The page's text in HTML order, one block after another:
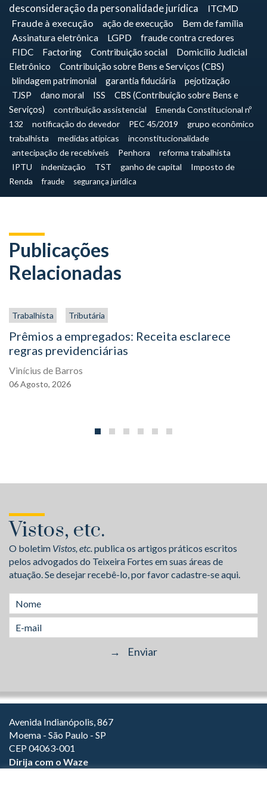
desconsideração da personalidade jurídica
ITCMD
Fraude à execução
ação de execução
Bem de família
Assinatura eletrônica
LGPD fraude contra credores
FIDC Factoring Contribuição social
Domicílio Judicial
Eletrônico
Contribuição sobre Bens e Serviços (CBS)
blindagem patrimonial
garantia fiduciária
pejotização
TJSP
dano moral ISS
CBS (Contribuição sobre Bens e
Serviços)
contribuição assistencial
Emenda Constitucional nº
132
notificação do devedor PEC 45/2019
grupo econômico
trabalhista
medidas atípicas
inconstitucionalidade
antecipação de recebíveis
Penhora
reforma trabalhista
IPTU
indenização TST ganho de capital
Imposto de
Renda
fraude segurança jurídica
Publicações
Relacionadas
Trabalhista Tributária
Prêmios a empregados: Receita esclarece
regras previdenciárias
Vinícius de Barros
06Agosto, 2026
Vistos, etc.
O boletim Vistos, etc.publica os artigos práticos escritos
pelos advogados do Teixeira Fortes em suas áreas de
atuação. Se desejar recebê-lo, por favor cadastre-se aqui.
Avenida Indianópolis, 867
Moema - São Paulo - SP
CEP 04063-001
Dirija com o Waze